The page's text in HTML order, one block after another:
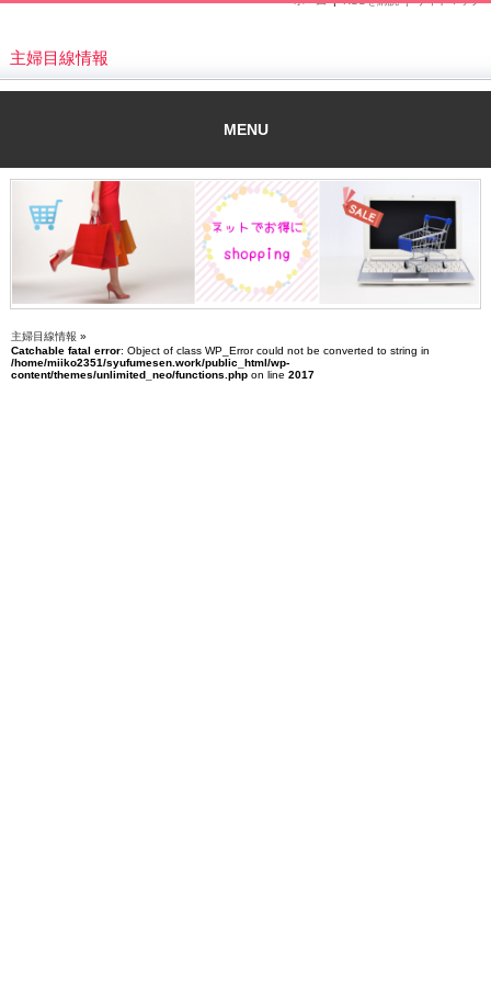
主婦目線情報
MENU
主婦目線情報 »
Catchable fatal error: Object of class WP_Error could not be converted to string in
/home/miiko2351/syufumesen.work/public_html/wp-
content/themes/unlimited_neo/functions.php on line 2017